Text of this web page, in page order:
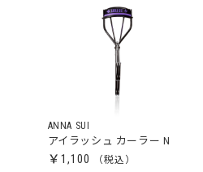
ANNA SUI
アイラッシュ カーラー N
￥1,100